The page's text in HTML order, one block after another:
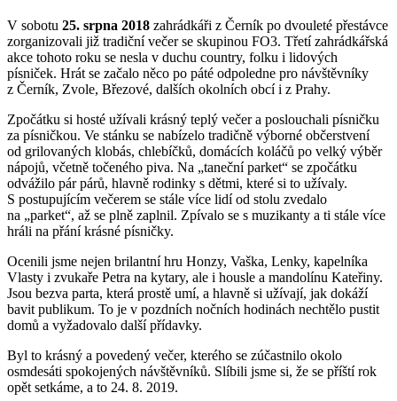
V sobotu 25. srpna 2018 zahrádkáři z Černík po dvouleté přestávce
zorganizovali již tradiční večer se skupinou FO3. Třetí zahrádkářská
akce tohoto roku se nesla v duchu country, folku i lidových
písniček. Hrát se začalo něco po páté odpoledne pro návštěvníky
z Černík, Zvole, Březové, dalších okolních obcí i z Prahy.
Zpočátku si hosté užívali krásný teplý večer a poslouchali písničku
za písničkou. Ve stánku se nabízelo tradičně výborné občerstvení
od grilovaných klobás, chlebíčků, domácích koláčů po velký výběr
nápojů, včetně točeného piva. Na „taneční parket“ se zpočátku
odvážilo pár párů, hlavně rodinky s dětmi, které si to užívaly.
S postupujícím večerem se stále více lidí od stolu zvedalo
na „parket“, až se plně zaplnil. Zpívalo se s muzikanty a ti stále více
hráli na přání krásné písničky.
Ocenili jsme nejen brilantní hru Honzy, Vaška, Lenky, kapelníka
Vlasty i zvukaře Petra na kytary, ale i housle a mandolínu Kateřiny.
Jsou bezva parta, která prostě umí, a hlavně si užívají, jak dokáží
bavit publikum. To je v pozdních nočních hodinách nechtělo pustit
domů a vyžadovalo další přídavky.
Byl to krásný a povedený večer, kterého se zúčastnilo okolo
osmdesáti spokojených návštěvníků. Slíbili jsme si, že se příští rok
opět setkáme, a to 24. 8. 2019.